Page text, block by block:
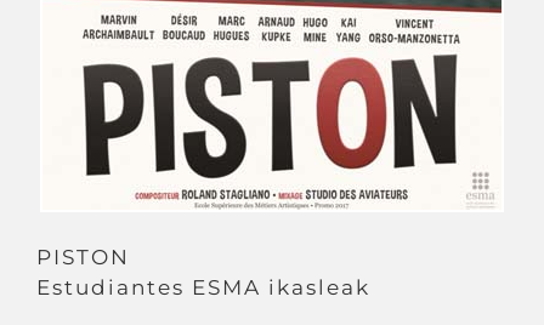
PISTON
Estudiantes ESMA ikasleak